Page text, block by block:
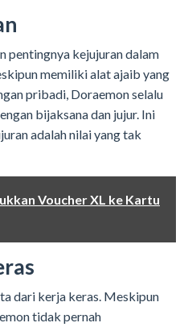
pentingnya kejujuran dalam
memiliki alat ajaib yang
pribadi, Doraemon selalu
bijaksana dan jujur. Ini
adalah nilai yang tak
Voucher XL ke Kartu
dari kerja keras. Meskipun
tidak pernah